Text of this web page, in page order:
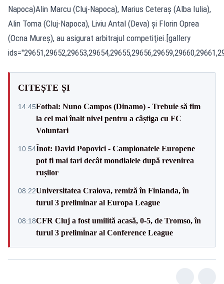
Napoca)Alin Marcu (Cluj-Napoca), Marius Ceteraş (Alba Iulia),
Alin Toma (Cluj-Napoca), Liviu Antal (Deva) şi Florin Oprea
(Ocna Mureş), au asigurat arbitrajul competiţiei.[gallery
CITEȘTE ȘI
14:45Fotbal: Nuno Campos (Dinamo) - Trebuie să fim
la cel mai înalt nivel pentru a câștiga cu FC
Voluntari
10:54Înot: David Popovici - Campionatele Europene
pot fi mai tari decât mondialele după revenirea
rușilor
08:22Universitatea Craiova, remiză în Finlanda, în
turul 3 preliminar al Europa League
08:18CFR Cluj a fost umilită acasă, 0-5, de Tromso, în
turul 3 preliminar al Conference League